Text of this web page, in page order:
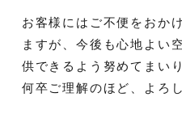
お客様にはご不便をおか
ますが、今後も心地よい
供できるよう努めてまい
何卒ご理解のほど、よろ